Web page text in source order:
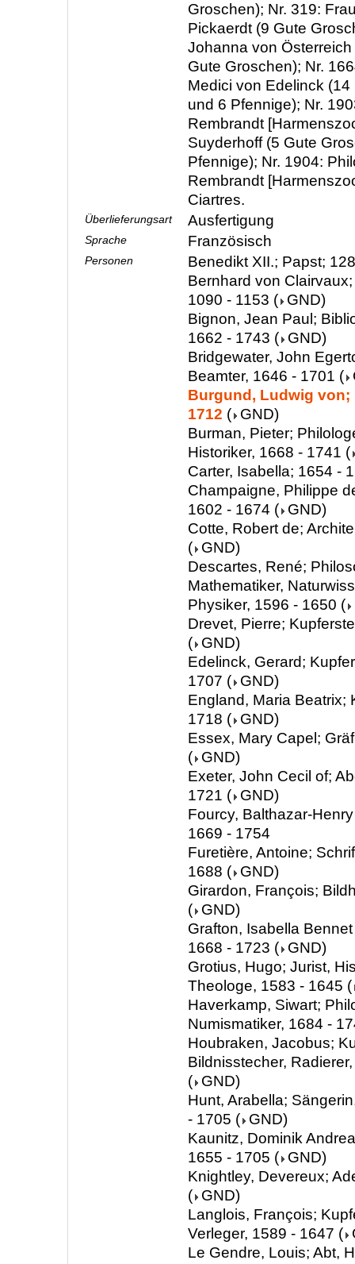
Groschen); Nr. 319:
Pickaerdt (9 Gute
Johanna von
Gute Groschen); Nr.
Medici von Edelinck
und 6 Pfennige); Nr.
Rembrandt
Suyderhoff (5 Gute
Pfennige); Nr. 1904:
Rembrandt
Ciartres.
Überlieferungsart Ausfertigung
Sprache Französisch
Personen
Benedikt XII.; Papst;
Bernhard von
1090 - 1153 ( GND)
Bignon, Jean Paul;
1662 - 1743 ( GND)
Bridgewater, John
Beamter, 1646 - 1701 (
Burgund, Ludwig von;
1712 ( GND)
Burman, Pieter;
Historiker, 1668 - 1741 (
Carter, Isabella; 1654 -
Champaigne, Philippe
1602 - 1674 ( GND)
Cotte, Robert de;
( GND)
Descartes, René;
Mathematiker,
Physiker, 1596 - 1650 (
Drevet, Pierre;
( GND)
Edelinck, Gerard;
1707 ( GND)
England, Maria Beatrix;
1718 ( GND)
Essex, Mary Capel;
( GND)
Exeter, John Cecil of;
1721 ( GND)
Fourcy, Balthazar-
1669 - 1754
Furetière, Antoine;
1688 ( GND)
Girardon, François;
( GND)
Grafton, Isabella
1668 - 1723 ( GND)
Grotius, Hugo; Jurist,
Theologe, 1583 - 1645 (
Haverkamp, Siwart;
Numismatiker, 1684 -
Houbraken, Jacobus;
Bildnisstecher,
( GND)
Hunt, Arabella;
- 1705 ( GND)
Kaunitz, Dominik
1655 - 1705 ( GND)
Knightley, Devereux;
( GND)
Langlois, François;
Verleger, 1589 - 1647 (
Le Gendre, Louis; Abt,